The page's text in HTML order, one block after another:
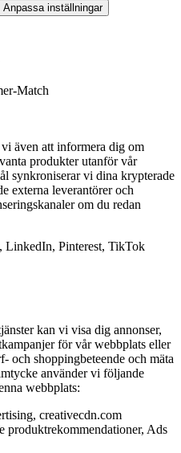
Anpassa inställningar
Match
även att informera dig om
produkter utanför vår
synkroniserar vi dina krypterade
externa leverantörer och
om du redan
LinkedIn, Pinterest, TikTok
kan vi visa dig annonser,
för vår webbplats eller
och shoppingbeteende och mäta
använder vi följande
webbplats:
creativecdn.com
produktrekommendationer, Ads